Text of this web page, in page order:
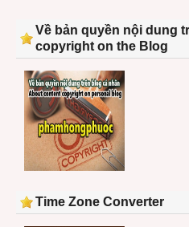
Về bản quyền nội dung
copyright on the Blog
Time Zone Converter